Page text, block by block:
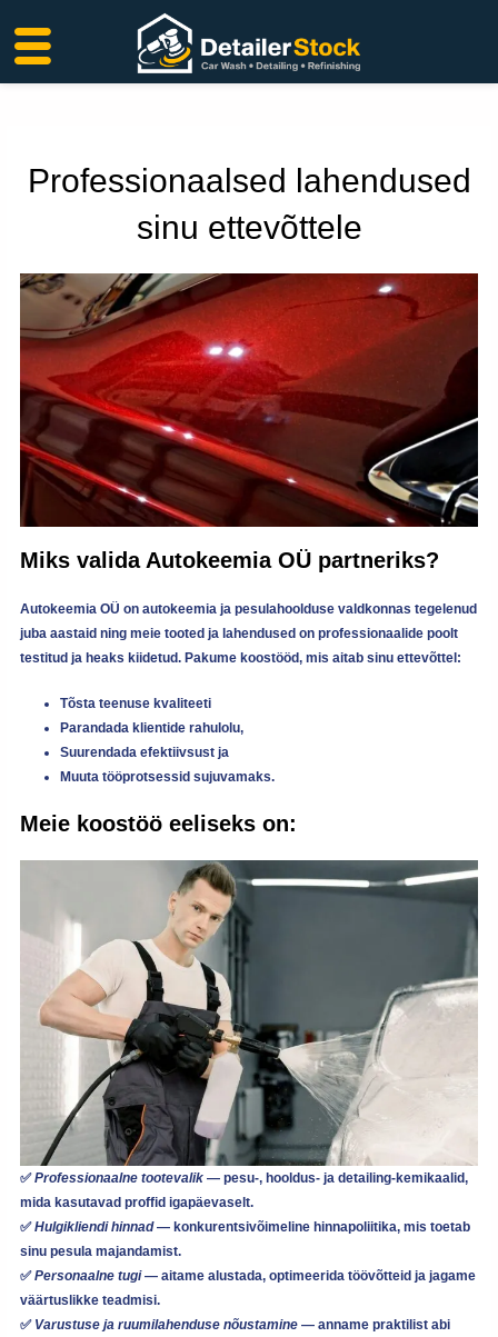
sisu
juurde
Professionaalsed lahendused
sinu ettevõttele
Miks valida Autokeemia OÜ partneriks?
Autokeemia OÜ on autokeemia ja pesulahoolduse valdkonnas tegelenud
juba aastaid ning meie tooted ja lahendused onprofessionaalide poolt
testitud ja heaks kiidetud. Pakume koostööd, mis aitab sinu ettevõttel:
Tõsta teenuse kvaliteeti
Parandada klientide rahulolu,
Suurendada efektiivsust ja
Muuta tööprotsessid sujuvamaks.
Meie koostöö eeliseks on:
✅Professionaalne tootevalik — pesu-, hooldus- ja detailing-kemikaalid,
mida kasutavad proffid igapäevaselt.
✅Hulgikliendi hinnad— konkurentsivõimeline hinnapoliitika, mis toetab
sinu pesula majandamist.
✅Personaalne tugi— aitame alustada, optimeerida töövõtteid ja jagame
väärtuslikke teadmisi.
✅ Varustuse ja ruumilahenduse nõustamine — anname praktilist abi